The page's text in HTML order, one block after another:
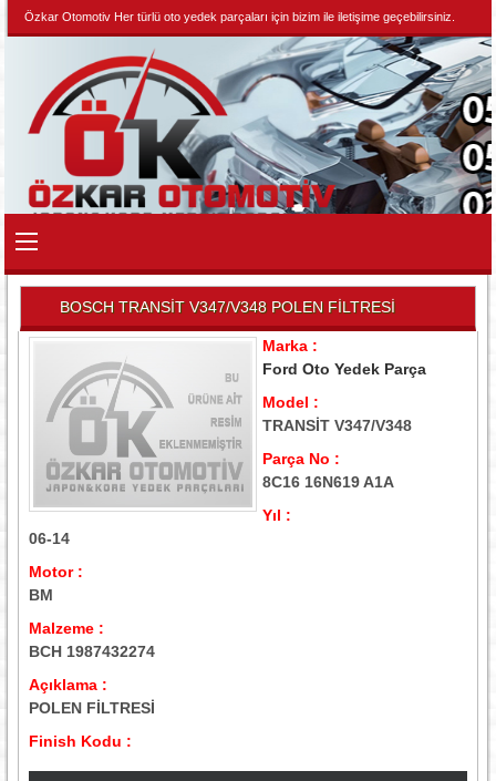
Özkar Otomotiv Her türlü oto yedek parçaları için bizim ile iletişime geçebilirsiniz.
BOSCH TRANSİT V347/V348 POLEN FİLTRESİ
Marka :
Ford Oto Yedek Parça
Model :
TRANSİT V347/V348
Parça No :
8C16 16N619 A1A
Yıl :
06-14
Motor :
BM
Malzeme :
BCH 1987432274
Açıklama :
POLEN FİLTRESİ
Finish Kodu :